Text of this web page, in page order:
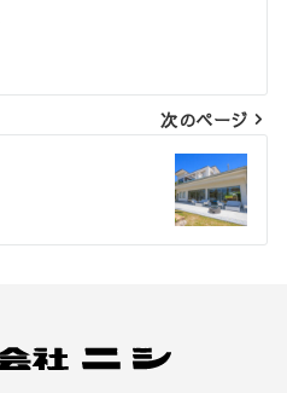
次のページ